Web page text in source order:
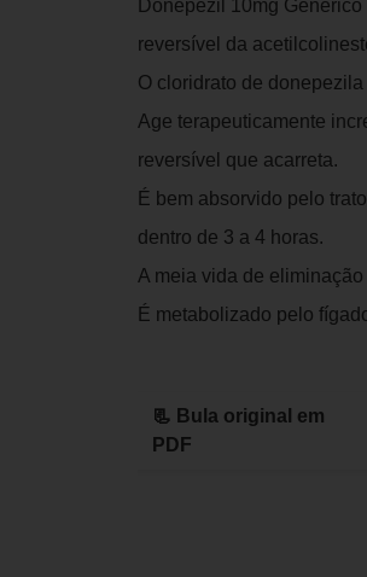
Donepezil 10mg
reversível da
O cloridrato de
Age terapeuticamente
reversível que acarreta.
É bem absorvido pelo
dentro de 3 a 4 horas.
A meia vida de
É metabolizado pelo
📃 Bula original em
PDF